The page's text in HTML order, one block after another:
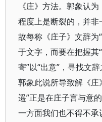
《庄》方法。郭象认
程度上是断裂的，并非
故每称《庄子》文辞为
于文字，而要在把握其
寄”以“出意”，寻找文
郭象此说所导致解《庄
遥”正是在庄子言与意
一方面我们也不得不承